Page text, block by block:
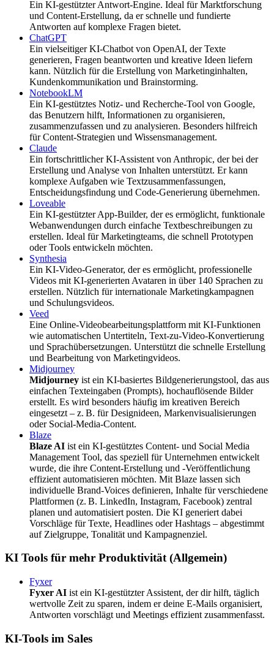
Ein KI-gestützter Antwort-Engine. Ideal für Marktforschung
und Content-Erstellung, da er schnelle und fundierte
Antworten auf komplexe Fragen bietet.
ChatGPT
Ein vielseitiger KI-Chatbot von OpenAI, der Texte
generieren, Fragen beantworten und kreative Ideen liefern
kann. Nützlich für die Erstellung von Marketinginhalten,
Kundenkommunikation und Brainstorming.
NotebookLM
Ein KI-gestütztes Notiz- und Recherche-Tool von Google,
das Benutzern hilft, Informationen zu organisieren,
zusammenzufassen und zu analysieren. Besonders hilfreich
für Content-Strategien und Wissensmanagement.
Claude
Ein fortschrittlicher KI-Assistent von Anthropic, der bei der
Erstellung und Analyse von Inhalten unterstützt. Er kann
komplexe Aufgaben wie Textzusammenfassungen,
Entscheidungsfindung und Code-Generierung übernehmen.
Loveable
Ein KI-gestützter App-Builder, der es ermöglicht, funktionale
Webanwendungen durch einfache Textbeschreibungen zu
erstellen. Ideal für Marketingteams, die schnell Prototypen
oder Tools entwickeln möchten.
Synthesia
Ein KI-Video-Generator, der es ermöglicht, professionelle
Videos mit KI-generierten Avataren in über 140 Sprachen zu
erstellen. Nützlich für internationale Marketingkampagnen
und Schulungsvideos.
Veed
Eine Online-Videobearbeitungsplattform mit KI-Funktionen
wie automatischen Untertiteln, Text-zu-Video-Konvertierung
und Sprachübersetzungen. Unterstützt die schnelle Erstellung
und Bearbeitung von Marketingvideos.
Midjourney
Midjourney ist ein KI-basiertes Bildgenerierungstool, das aus
einfachen Texteingaben (Prompts), hochauflösende Bilder
erstellt. Es wird besonders häufig im kreativen Bereich
eingesetzt – z. B. für Designideen, Markenvisualisierungen
oder Social-Media-Content.
Blaze
Blaze AI ist ein KI-gestütztes Content- und Social Media
Management Tool, das speziell für Unternehmen entwickelt
wurde, die ihre Content-Erstellung und -Veröffentlichung
effizient automatisieren möchten. Mit Blaze lassen sich
individuelle Brand-Voices definieren, Inhalte für verschiedene
Plattformen (z. B. LinkedIn, Instagram, Facebook) zentral
planen und automatisiert posten. Die KI generiert dabei
Vorschläge für Texte, Headlines oder Hashtags – abgestimmt
auf Zielgruppe, Tonalität und Kampagnenziel.
KI Tools für mehr Produktivität (Allgemein)
Fyxer
Fyxer AI ist ein KI-gestützter Assistent, der dir hilft, täglich
wertvolle Zeit zu sparen, indem er deine E-Mails organisiert,
Antworten vorschlägt und Meetings effizient zusammenfasst.
KI-Tools im Sales